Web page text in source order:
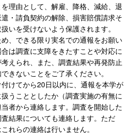
理由として、解雇、降格、減給、退
・請負契約の解除、損害賠償請求そ
いを受けないよう保護されます。
、できる限り実名での通報をお願い
は調査に支障をきたすことや対応に
えられ、また、調査結果や再発防止
きないことをご了承ください。
けてから20日以内に、通報を本学が
うこととしたか（調査実施の有無に
者から連絡します。調査を開始した
結果についても連絡します。ただ
れらの連絡は行いません。